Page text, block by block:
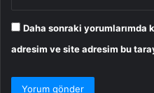
Daha sonraki yorumlarımda
adresim ve site adresim bu